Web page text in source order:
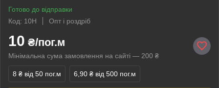
Готово до відправки
Код: 10H
Опт і роздріб
10 ₴/пог.м
Мінімальна сума замовлення на сайті — 200 ₴
8 ₴ від 50 пог.м 6,90 ₴ від 500 пог.м